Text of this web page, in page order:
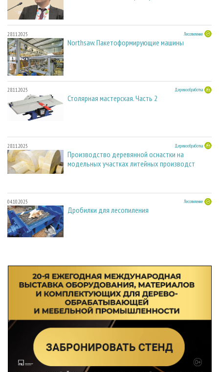
28.11.2025 Лесопиление
Northsaw. Пакетоформирующие машины
28.11.2025 Деревообработка
Столярная мастерская. Часть 2
28.11.2025 Деревообработка
Производство деревянной оснастки на
модельных участках литейных производст
04.10.2025 Лесопиление
Дробилки для лесопиления